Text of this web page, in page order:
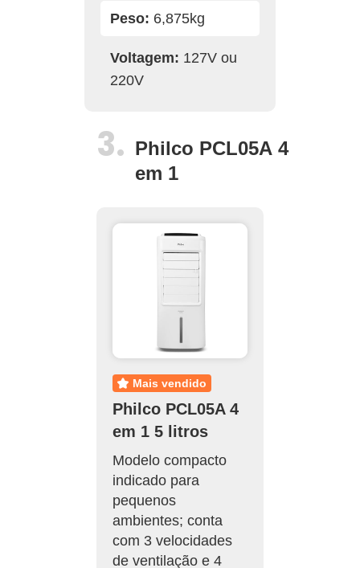
Peso: 6,875kg
Voltagem: 127V ou
220V
Philco PCL05A 4
em 1
mais vendido
Philco PCL05A 4
em 1 5 litros
Modelo compacto
indicado para
pequenos
ambientes; conta
com 3 velocidades
de ventilação e 4